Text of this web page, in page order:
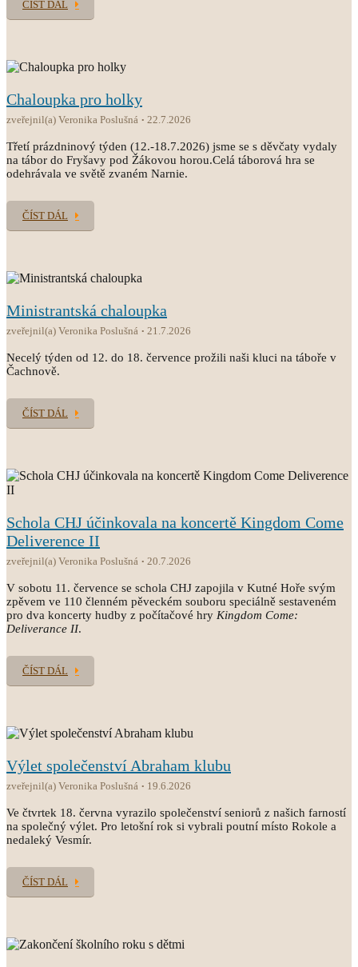
ČÍST DÁL
Chaloupka pro holky
zveřejnil(a) Veronika Poslušná 22.7.2026
Třetí prázdninový týden (12.-18.7.2026) jsme se s děvčaty vydaly
na tábor do Fryšavy pod Žákovou horou.Celá táborová hra se
odehrávala ve světě zvaném Narnie.
ČÍST DÁL
Ministrantská chaloupka
zveřejnil(a) Veronika Poslušná 21.7.2026
Necelý týden od 12. do 18. července prožili naši kluci na táboře v
Čachnově.
ČÍST DÁL
Schola CHJ účinkovala na koncertě Kingdom Come
Deliverence II
zveřejnil(a) Veronika Poslušná 20.7.2026
V sobotu 11. července se schola CHJ zapojila v Kutné Hoře svým
zpěvem ve 110 členném pěveckém souboru speciálně sestaveném
pro dva koncerty hudby z počítačové hry Kingdom Come:
Deliverance II.
ČÍST DÁL
Výlet společenství Abraham klubu
zveřejnil(a) Veronika Poslušná 19.6.2026
Ve čtvrtek 18. června vyrazilo společenství seniorů z našich farností
na společný výlet. Pro letošní rok si vybrali poutní místo Rokole a
nedaleký Vesmír.
ČÍST DÁL